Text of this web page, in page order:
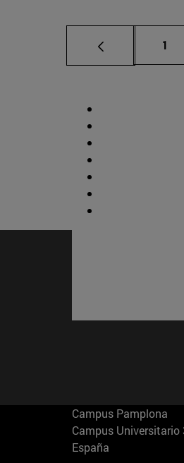
1
Campus Pamplona
Campus
España